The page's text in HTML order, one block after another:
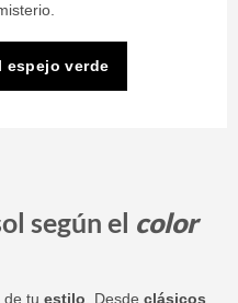
espejo verde
según el color
de tu estilo. Desde clásicos